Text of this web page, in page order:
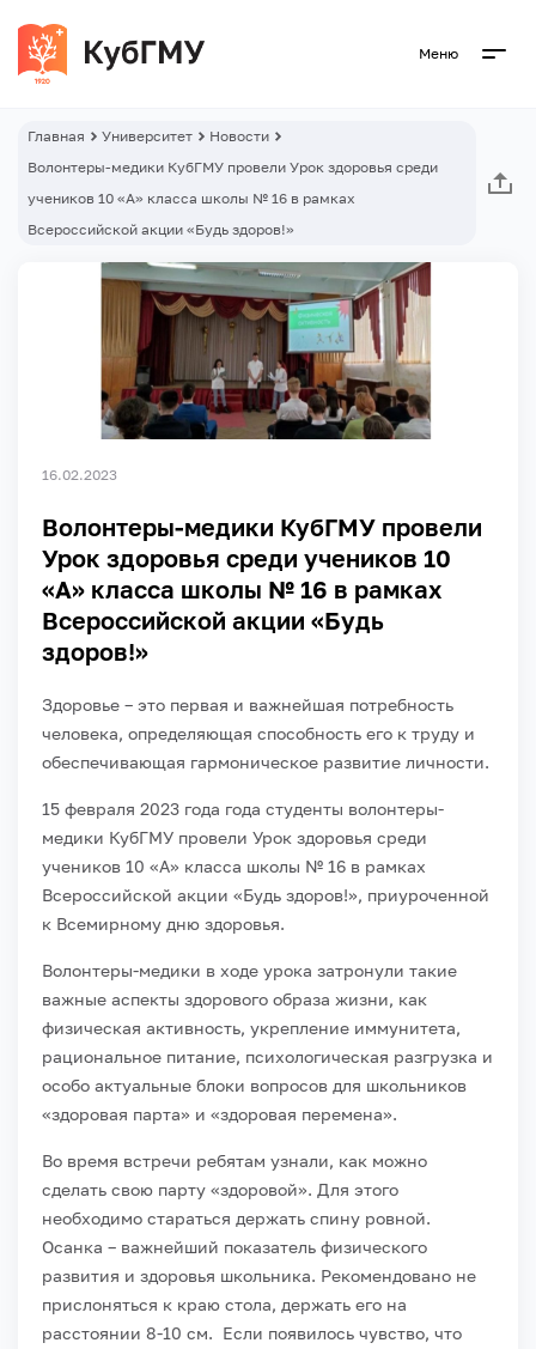
Меню
Главная Университет
Новости
Волонтеры-медики КубГМУ провели Урок здоровья среди
учеников 10 «А» класса школы № 16 в рамках
Всероссийской акции «Будь здоров!»
16.02.2023
Волонтеры-медики КубГМУ провели
Урок здоровья среди учеников 10
«А» класса школы № 16 в рамках
Всероссийской акции «Будь
здоров!»
Здоровье – это первая и важнейшая потребность
человека, определяющая способность его к труду и
обеспечивающая гармоническое развитие личности.
15 февраля 2023 года года студенты волонтеры-
медики КубГМУ провели Урок здоровья среди
учеников 10 «А» класса школы № 16 в рамках
Всероссийской акции «Будь здоров!», приуроченной
к Всемирному дню здоровья.
Волонтеры-медики в ходе урока затронули такие
важные аспекты здорового образа жизни, как
физическая активность, укрепление иммунитета,
рациональное питание, психологическая разгрузка и
особо актуальные блоки вопросов для школьников
«здоровая парта» и «здоровая перемена».
Во время встречи ребятам узнали, как можно
сделать свою парту «здоровой». Для этого
необходимо стараться держать спину ровной.
Осанка – важнейший показатель физического
развития и здоровья школьника. Рекомендовано не
прислоняться к краю стола, держать его на
расстоянии 8-10 см. Если появилось чувство, что